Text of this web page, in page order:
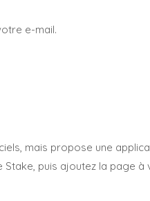
e-mail.
mais propose une
puis ajoutez la page